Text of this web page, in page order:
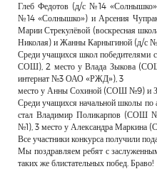
Глеб Федотов (д/с №14
№14 «Солнышко») и Арсения
Марии Стрекулёвой (воскресная
Николая) и Жанны Карныгиной (д/с
Среди учащихся школ победителями
СОШ), 2 место у Влада Зыкова
интернат №3 ОАО «РЖД»), 3
место у Анны Сохиной (СОШ №9) и
Среди учащихся начальной школы по
стал Владимир Поликарпов (СОШ
№1), 3 место у Александра Маркина
Все участники конкурса получили
Мы поздравляем ребят с
таких же блистательных побед. Браво!